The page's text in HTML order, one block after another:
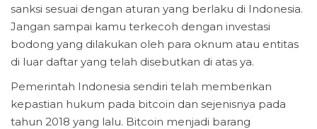
sanksi sesuai dengan aturan yang berlaku di Indonesia.
Jangan sampai kamu terkecoh dengan investasi
bodong yang dilakukan oleh para oknum atau entitas
di luar daftar yang telah disebutkan di atas ya.
Pemerintah Indonesia sendiri telah memberikan
kepastian hukum pada bitcoin dan sejenisnya pada
tahun 2018 yang lalu. Bitcoin menjadi barang